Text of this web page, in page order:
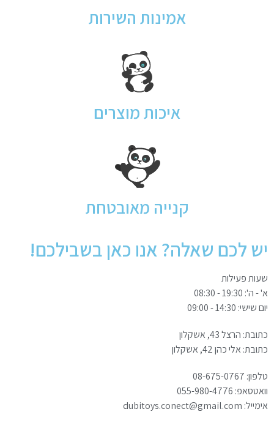
אמינות השירות
איכות מוצרים
קנייה מאובטחת
יש לכם שאלה? אנו כאן בשבילכם!
שעות פעילות
א' - ה': 19:30 - 08:30
יום שישי: 14:30 - 09:00
כתובת: הרצל 43, אשקלון
כתובת: אלי כהן 42, אשקלון
טלפון: 08-675-0767
וואטסאפ: 055-980-4776
אימייל: dubitoys.conect@gmail.com